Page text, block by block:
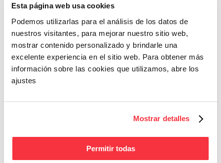
Esta página web usa cookies
Podemos utilizarlas para el análisis de los datos de
nuestros visitantes, para mejorar nuestro sitio web,
mostrar contenido personalizado y brindarle una
excelente experiencia en el sitio web. Para obtener más
información sobre las cookies que utilizamos, abre los
ajustes
Mostrar detalles
Permitir todas
material, pérdidas de datos o de programa, perjuicio
financiero, resultantes del uso de este sitio o de los
sitios vinculados al mismo.
colaboradores, proveedores, contratistas,